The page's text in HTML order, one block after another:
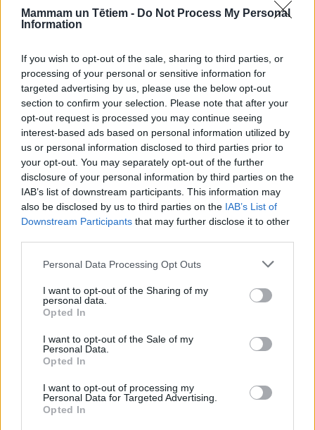
Mammam un Tētiem - Do Not Process My Personal
Information
If you wish to opt-out of the sale, sharing to third parties, or
processing of your personal or sensitive information for
targeted advertising by us, please use the below opt-out
section to confirm your selection. Please note that after your
opt-out request is processed you may continue seeing
interest-based ads based on personal information utilized by
us or personal information disclosed to third parties prior to
your opt-out. You may separately opt-out of the further
disclosure of your personal information by third parties on the
IAB’s list of downstream participants. This information may
also be disclosed by us to third parties on the IAB’s List of
Downstream Participants that may further disclose it to other
Personal Data Processing Opt Outs
I want to opt-out of the Sharing of my
personal data.
Opted In
I want to opt-out of the Sale of my
Personal Data.
Opted In
I want to opt-out of processing my
Personal Data for Targeted Advertising.
Opted In
gadījumā, ja audzēšanas sezonu izdotos pagarināt,
tad cena būtu stabilāka. Agronoms izteica cerību, ka
zemenes piedāvāt no maija un vismaz līdz augustam.
Vienlaikus Dzērve sacīja, ka šogad ļoti daudzām
saimniecībām ir raksturīga maijvaboļu kāpuru
invāzija, kas nozīmē, ka virknē saimniecību kaitēkļu
postījumi ir ļoti lieli.
Viņš skaidroja, ka patlaban nav labāka risinājuma kā
agrotehniskie risinājumi, kas nozīmē, ka tajā laukā,
kur maijvaboles zemenēm nograuzušas saknes, ir
Sniegs ziemā pasargājis stādus
Tāpat arī SIA "Mālpils zemenes" pārstāvis Andris
Apsītis sacīja, ka šogad pirmā laukā audzēto zemeņu
Runājot par ražas apmēru, Apsītis sacīja, ka patlaban